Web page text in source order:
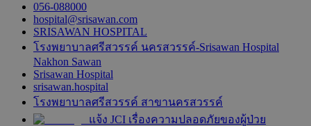
056-088000
hospital@srisawan.com
SRISAWAN HOSPITAL
โรงพยาบาลศรีสวรรค์ นครสวรรค์-Srisawan Hospital
Nakhon Sawan
Srisawan Hospital
srisawan.hospital
โรงพยาบาลศรีสวรรค์ สาขานครสวรรค์
แจ้ง JCI เรื่องความปลอดภัยของผู้ป่วย